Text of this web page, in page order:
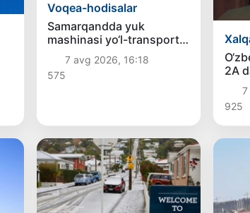
Voqea-hodisalar
Samarqandda yuk
mashinasi yo‘l-transport
hodisasiga uchradi,
oqibatda haydovchi halok
bo‘ldi
7 avg 2026, 16:18
575
2A
7
925